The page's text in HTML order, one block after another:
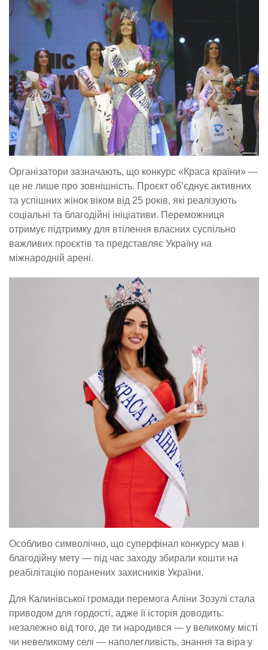
Організатори зазначають, що конкурс «Краса країни» —
це не лише про зовнішність. Проєкт об’єднує активних
та успішних жінок віком від 25 років, які реалізують
соціальні та благодійні ініціативи. Переможниця
отримує підтримку для втілення власних суспільно
важливих проєктів та представляє Україну на
міжнародній арені.
Особливо символічно, що суперфінал конкурсу мав і
благодійну мету — під час заходу збирали кошти на
реабілітацію поранених захисників України.
Для Калинівської громади перемога Аліни Зозулі стала
приводом для гордості, адже її історія доводить:
незалежно від того, де ти народився — у великому місті
чи невеликому селі — наполегливість, знання та віра у